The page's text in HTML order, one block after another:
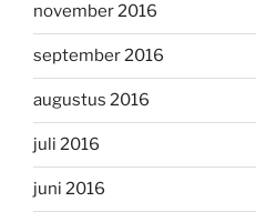
november 2016
september 2016
augustus 2016
juli 2016
juni 2016